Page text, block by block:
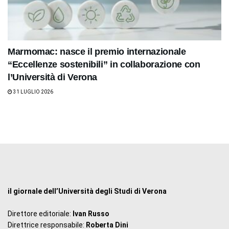
Marmomac: nasce il premio internazionale
“Eccellenze sostenibili” in collaborazione con
l’Università di Verona
31 LUGLIO 2026
il giornale dell’Università degli Studi di Verona
Direttore editoriale: Ivan Russo
Direttrice responsabile: Roberta Dini